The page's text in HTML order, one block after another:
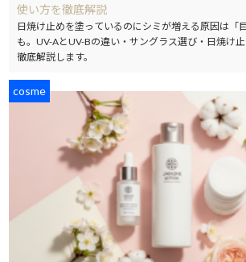
使い方を徹底解説
日焼け止めを塗っているのにシミが増える原因は「
も。UV-AとUV-Bの違い・サングラス選び・日焼け
徹底解説します。
cosme